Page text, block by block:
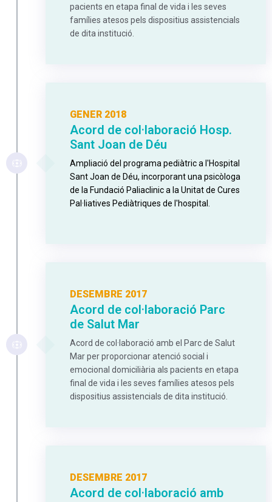
pacients en etapa final de vida i les seves
famílies atesos pels dispositius assistencials
de dita institució.
GENER 2018
Acord de col·laboració Hosp.
Sant Joan de Déu
Ampliació del programa pediàtric a l'Hospital
Sant Joan de Déu, incorporant una psicòloga
de la Fundació Paliaclinic a la Unitat de Cures
Pal·liatives Pediàtriques de l'hospital.
DESEMBRE 2017
Acord de col·laboració Parc
de Salut Mar
Acord de col·laboració amb el Parc de Salut
Mar per proporcionar atenció social i
emocional domiciliària als pacients en etapa
final de vida i les seves famílies atesos pels
dispositius assistencials de dita institució.
DESEMBRE 2017
Acord de col·laboració amb